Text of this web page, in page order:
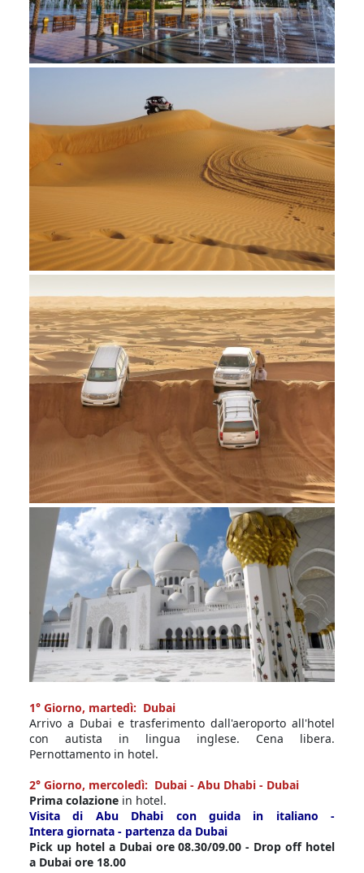
1° Giorno, martedì: Dubai
Arrivo a Dubai e trasferimento dall'aeroporto all'hotel
con autista in lingua inglese. Cena libera.
Pernottamento in hotel.
2° Giorno, mercoledì: Dubai - Abu Dhabi - Dubai
Prima colazione in hotel.
Visita di Abu Dhabi con guida in italiano -
Intera giornata - partenza da Dubai
Pick up hotel a Dubaiore 08.30/09.00 - Drop off hotel
a Dubai ore 18.00